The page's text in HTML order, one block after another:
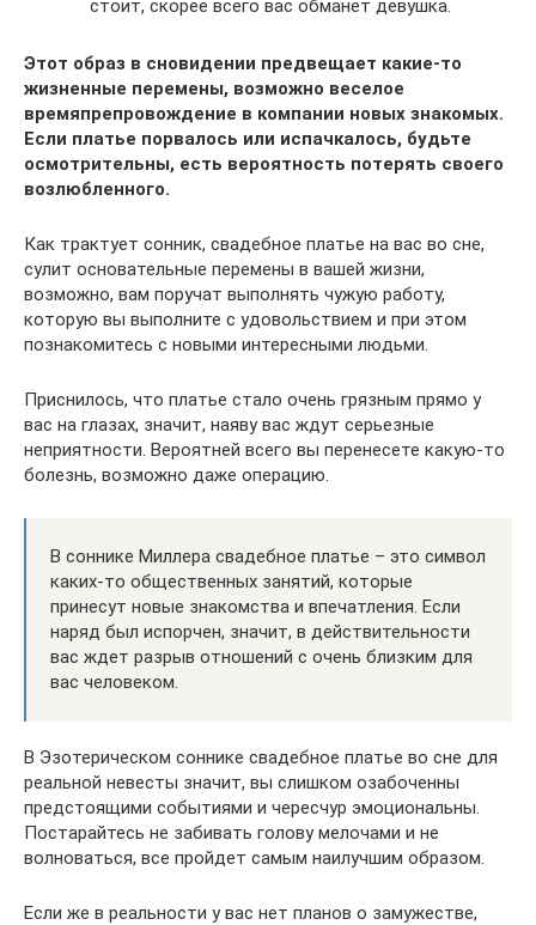
стоит, скорее всего вас обманет девушка.
Этот образ в сновидении предвещает какие-то
жизненные перемены, возможно веселое
времяпрепровождение в компании новых знакомых.
Если платье порвалось или испачкалось, будьте
осмотрительны, есть вероятность потерять своего
возлюбленного.
Как трактует сонник, свадебное платье на вас во сне,
сулит основательные перемены в вашей жизни,
возможно, вам поручат выполнять чужую работу,
которую вы выполните с удовольствием и при этом
познакомитесь с новыми интересными людьми.
Приснилось, что платье стало очень грязным прямо у
вас на глазах, значит, наяву вас ждут серьезные
неприятности. Вероятней всего вы перенесете какую-то
болезнь, возможно даже операцию.
В соннике Миллера свадебное платье – это символ
каких-то общественных занятий, которые
принесут новые знакомства и впечатления. Если
наряд был испорчен, значит, в действительности
вас ждет разрыв отношений с очень близким для
вас человеком.
В Эзотерическом соннике свадебное платье во сне для
реальной невесты значит, вы слишком озабоченны
предстоящими событиями и чересчур эмоциональны.
Постарайтесь не забивать голову мелочами и не
волноваться, все пройдет самым наилучшим образом.
Если же в реальности у вас нет планов о замужестве,